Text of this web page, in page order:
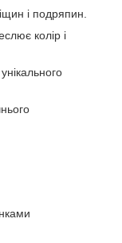
і подряпин.
колір і